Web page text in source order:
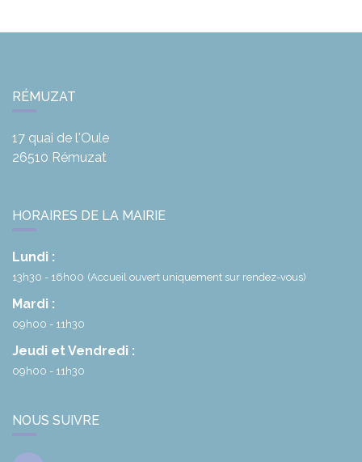
RÉMUZAT
17 quai de l'Oule
26510 Rémuzat
HORAIRES DE LA MAIRIE
Lundi :
13h30 - 16h00 (Accueil ouvert uniquement sur rendez-vous)
Mardi :
09h00 - 11h30
Jeudi et Vendredi :
09h00 - 11h30
NOUS SUIVRE